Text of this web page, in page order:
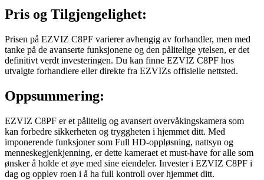
Pris og Tilgjengelighet:
Prisen på EZVIZ C8PF varierer avhengig av forhandler, men med
tanke på de avanserte funksjonene og den pålitelige ytelsen, er det
definitivt verdt investeringen. Du kan finne EZVIZ C8PF hos
utvalgte forhandlere eller direkte fra EZVIZs offisielle nettsted.
Oppsummering:
EZVIZ C8PF er et pålitelig og avansert overvåkingskamera som
kan forbedre sikkerheten og tryggheten i hjemmet ditt. Med
imponerende funksjoner som Full HD-oppløsning, nattsyn og
menneskegjenkjenning, er dette kameraet et must-have for alle som
ønsker å holde et øye med sine eiendeler. Invester i EZVIZ C8PF i
dag og opplev roen i å ha full kontroll over hjemmet ditt.